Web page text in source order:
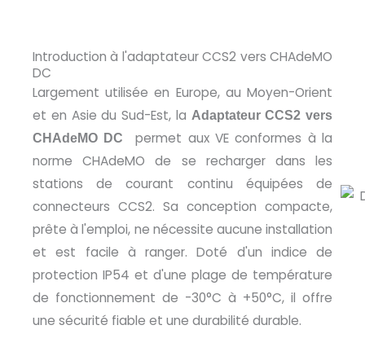
Introduction à l'adaptateur CCS2 vers CHAdeMO
DC
Largement utilisée en Europe, au Moyen-Orient
et en Asie du Sud-Est, la Adaptateur CCS2 vers
CHAdeMO DC
permet aux VE conformes à la
norme CHAdeMO de se recharger dans les
stations de courant continu équipées de
connecteurs CCS2. Sa conception compacte,
prête à l'emploi, ne nécessite aucune installation
et est facile à ranger. Doté d'un indice de
protection IP54 et d'une plage de température
de fonctionnement de -30°C à +50°C, il offre
une sécurité fiable et une durabilité durable.